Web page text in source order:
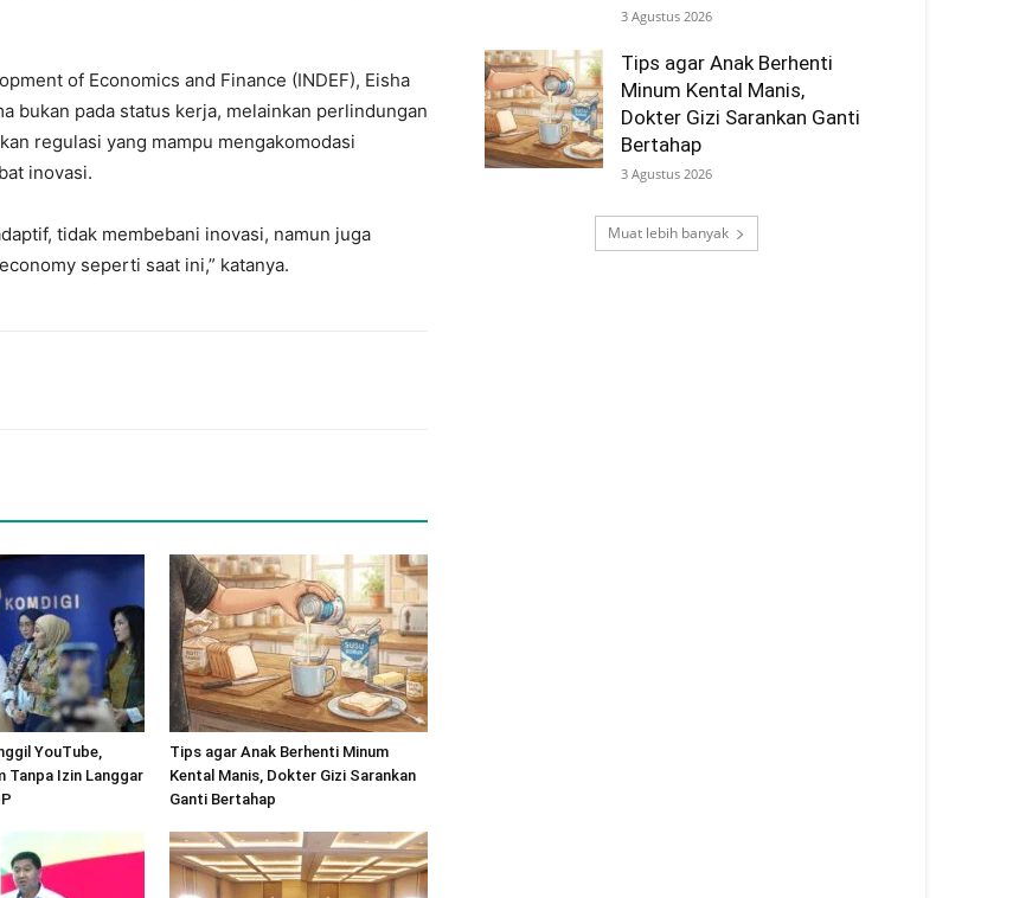
of Economics and Finance (INDEF), Eisha
bukan pada status kerja, melainkan perlindungan
regulasi yang mampu mengakomodasi
inovasi.
tidak membebani inovasi, namun juga
seperti saat ini,” katanya.
YouTube,
Tanpa Izin Langgar
Tips agar Anak Berhenti Minum
Kental Manis, Dokter Gizi Sarankan
Ganti Bertahap
3 Agustus 2026
Tips agar Anak Berhenti
Minum Kental Manis,
Dokter Gizi Sarankan Ganti
Bertahap
3 Agustus 2026
Muat lebih banyak